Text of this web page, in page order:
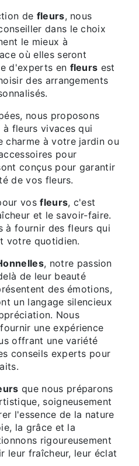
de fleurs, nous
dans le choix
le mieux à
où elles seront
d'experts en fleurs est
des arrangements
nous proposons
fleurs vivaces qui
charme à votre jardin ou
pour
conçus pour garantir
de vos fleurs.
vosfleurs, c'est
et le savoir-faire.
à fournir des fleurs qui
votre quotidien.
, notre passion
de leur beauté
des émotions,
un langage silencieux
Nous
une expérience
offrant une variété
conseils experts pour
que nous préparons
soigneusement
l'essence de la nature
la grâce et la
rigoureusement
leur fraîcheur, leur éclat